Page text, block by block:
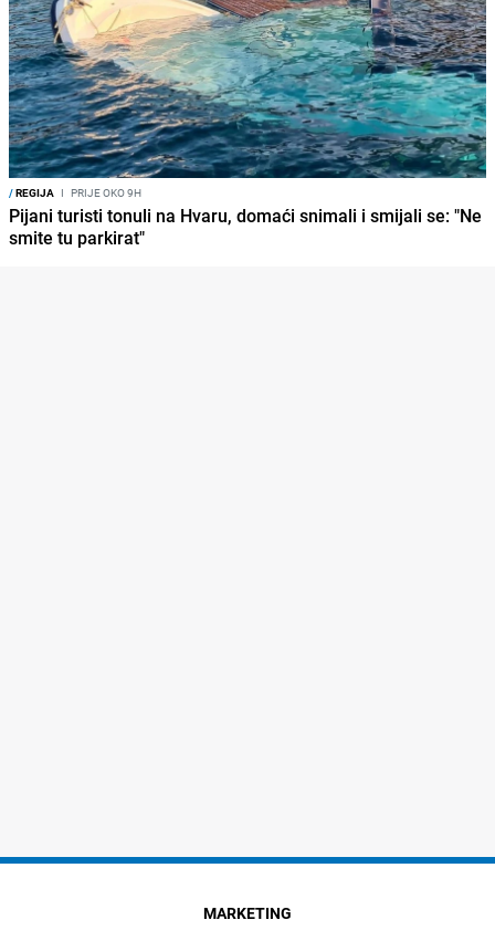
/REGIJA I PRIJE OKO 9H
Pijani turisti tonuli na Hvaru, domaći snimali i smijali se: "Ne
smite tu parkirat"
MARKETING